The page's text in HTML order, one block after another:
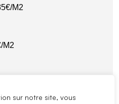
sur notre site, vous
M2
M2
existant + la pose de